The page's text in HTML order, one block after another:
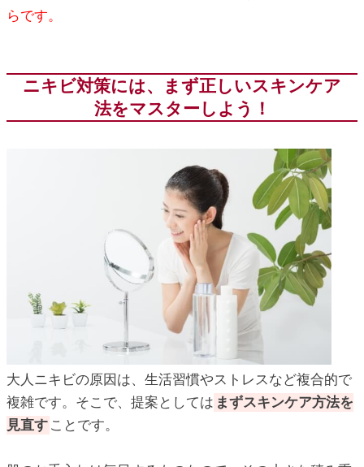
らです。
ニキビ対策には、まず正しいスキンケア
法をマスターしよう！
大人ニキビの原因は、生活習慣やストレスなど複合的で
複雑です。そこで、提案としては まずスキンケア方法を
見直す ことです。